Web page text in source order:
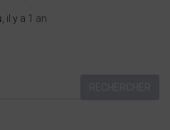
, il y a 1 an